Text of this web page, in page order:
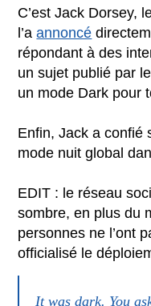
C’est Jack Dorsey,
l’aannoncé
répondant à des
un sujet publié par
un mode Dark pour
Enfin, Jack a confié
mode nuit global
EDIT : le réseau
sombre, en plus du
personnes ne l’ont
officialisé le
It was dark. You